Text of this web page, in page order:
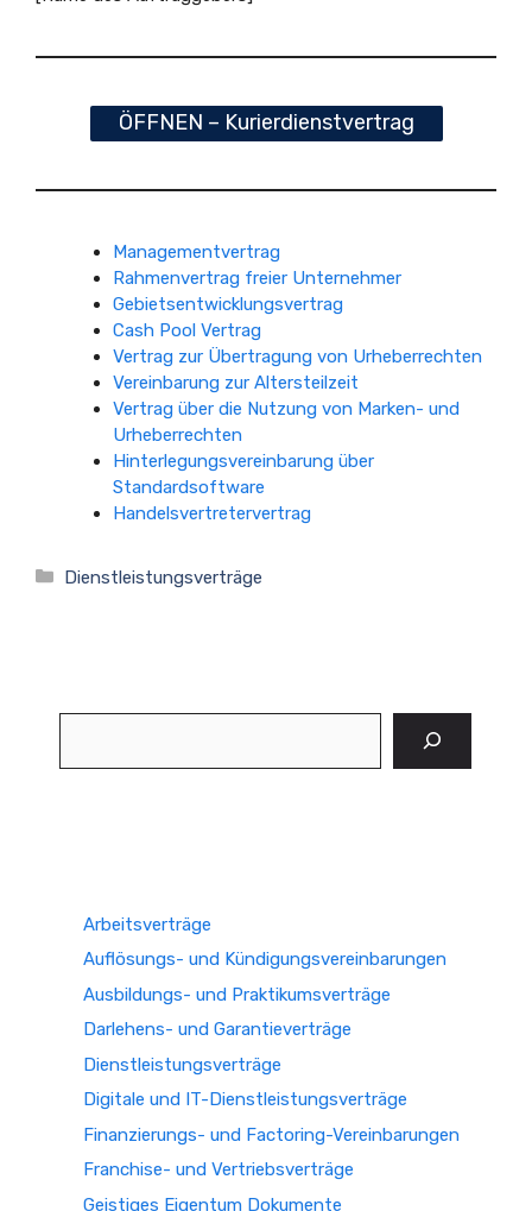
ÖFFNEN – Kurierdienstvertrag
Managementvertrag
Rahmenvertrag freier Unternehmer
Gebietsentwicklungsvertrag
Cash Pool Vertrag
Vertrag zur Übertragung von Urheberrechten
Vereinbarung zur Altersteilzeit
Vertrag über die Nutzung von Marken- und
Urheberrechten
Hinterlegungsvereinbarung über
Standardsoftware
Handelsvertretervertrag
Kategorien
Dienstleistungsverträge
Arbeitsverträge
Auflösungs- und Kündigungsvereinbarungen
Ausbildungs- und Praktikumsverträge
Darlehens- und Garantieverträge
Dienstleistungsverträge
Digitale und IT-Dienstleistungsverträge
Finanzierungs- und Factoring-Vereinbarungen
Franchise- und Vertriebsverträge
Geistiges Eigentum Dokumente